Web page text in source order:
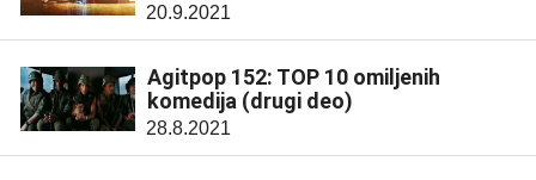
20.9.2021
Agitpop 152: TOP 10 omiljenih
komedija (drugi deo)
28.8.2021